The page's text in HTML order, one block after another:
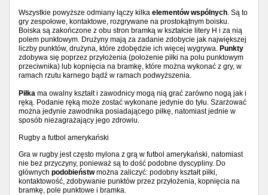
Wszystkie powyższe odmiany łączy kilka elementów wspólnych. Są to
gry zespołowe, kontaktowe, rozgrywane na prostokątnym boisku.
Boiska są zakończone z obu stron bramką w kształcie litery H i za nią
polem punktowym. Drużyny mają za zadanie zdobycie jak największej
liczby punktów, drużyna, które zdobędzie ich więcej wygrywa. Punkty
zdobywa się poprzez przyłożenia (położenie piłki na polu punktowym
przeciwnika) lub kopnięcia na bramkę, które można wykonać z gry, w
ramach rzutu karnego bądź w ramach podwyższenia.
Piłka ma owalny kształt i zawodnicy mogą nią grać zarówno nogą jak i
ręką. Podanie ręką może zostać wykonane jedynie do tyłu. Szarżować
można jedynie zawodnika posiadającego piłkę, natomiast jednie w
sposób niezagrażający jego zdrowiu.
Rugby a futbol amerykański
Gra w rugby jest często mylona z grą w futbol amerykański, natomiast
nie bez przyczyny, ponieważ są to dość podobne dyscypliny. Do
głównych podobieństwmożna zaliczyć: podobny kształt piłki,
kontaktowość, zdobywanie punktów przez przyłożenia, kopnięcia na
bramkę, pole punktowe i bramka.